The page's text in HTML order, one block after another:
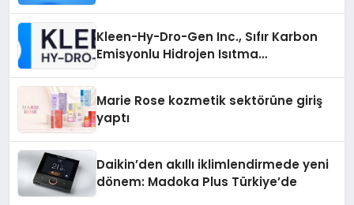
Kleen-Hy-Dro-Gen Inc., Sıfır Karbon
Emisyonlu Hidrojen Isıtma
Marie Rose kozmetik sektörüne giriş
yaptı
Daikin’den akıllı iklimlendirmede yeni
dönem: Madoka Plus Türkiye’de